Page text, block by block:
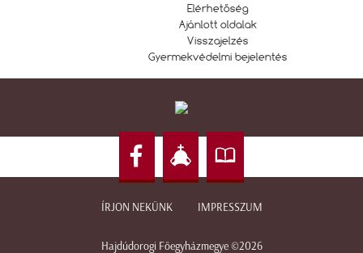
Elérhetőség
Ajánlott oldalak
Visszajelzés
Gyermekvédelmi bejelentés
ÍRJON NEKÜNK IMPRESSZUM
Hajdúdorogi Főegyházmegye ©2026